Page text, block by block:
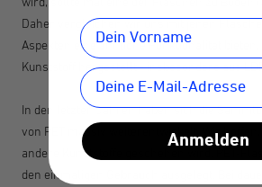
Daher vergleichen wir uns mit jenen
Aspekten eine ähnliche Funktionalität bieten.
Kunststoff hergestellt - insbesondere aus
In den letzten Jahren haben sich die
von PET massiv weiterentwickelt. Wir
andere Kunststoffe geschehen wird. PET-
den einmaligen Gebrauch ausgelegt. Bei
Anmelden